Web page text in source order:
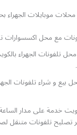
موبايلات الجهراء
مع محل اكسسوارات
تلفونات الجهراء
بيع و شراء تلفونات
خدمة على مدار
تصليح تلفونات متنقل